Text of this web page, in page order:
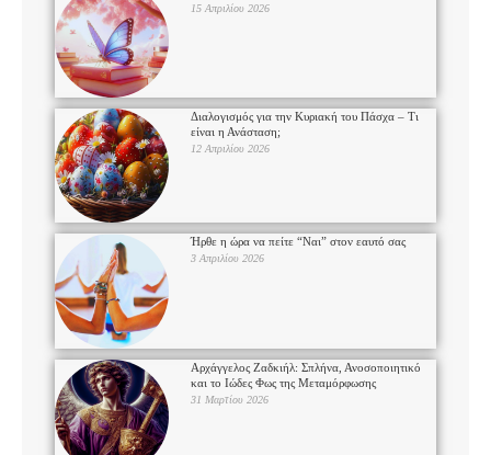
15 Απριλίου 2026
Διαλογισμός για την Κυριακή του Πάσχα – Τι
είναι η Ανάσταση;
12 Απριλίου 2026
Ήρθε η ώρα να πείτε “Ναι” στον εαυτό σας
3 Απριλίου 2026
Αρχάγγελος Ζαδκιήλ: Σπλήνα, Ανοσοποιητικό
και το Ιώδες Φως της Μεταμόρφωσης
31 Μαρτίου 2026